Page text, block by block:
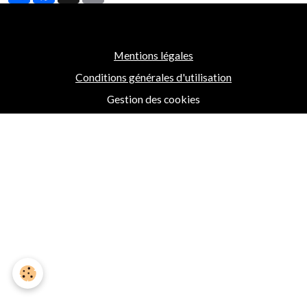
Mentions légales
Conditions générales d'utilisation
Gestion des cookies